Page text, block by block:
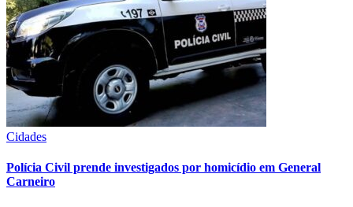
Cidades
Polícia Civil prende investigados por homicídio em General
Carneiro